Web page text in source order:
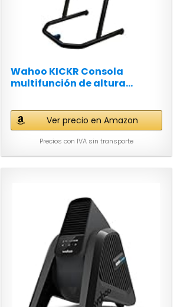
Wahoo KICKR Consola
multifunción de altura...
Ver precio en Amazon
Precios con IVA sin transporte